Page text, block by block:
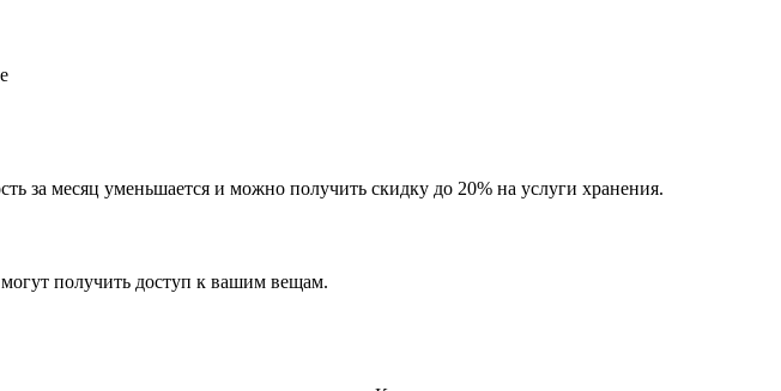
за месяц уменьшается и можно получить скидку до 20% на услуги хранения.
получить доступ к вашим вещам.